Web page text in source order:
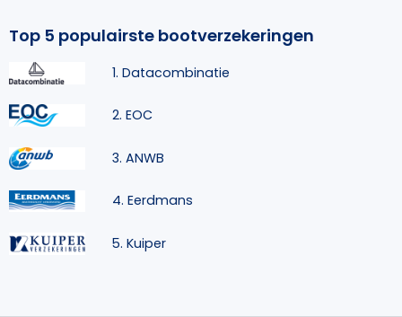
Top 5 populairste bootverzekeringen
1. Datacombinatie
2. EOC
3. ANWB
4. Eerdmans
5. Kuiper